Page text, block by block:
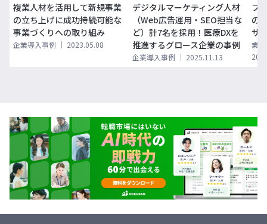
複業人材を活用して新規事業
の立ち上げに成功持続可能な
事業づくりへの取り組み
企業導入事例 ｜ 2023.05.08
デジタルマーケティング人材
（Web広告運用・SEO担当な
ど）計7名を採用！医療DXを
推進するグロース企業の事例
企業導入事例 ｜ 2025.11.13
フ
の
サ
業